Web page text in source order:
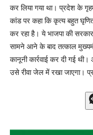
कर लिया गया था। प्रदेश के
कांड पर कहा कि कृत्य बहुत
कर रहा है। ये भाजपा की
सामने आने के बाद तत्काल
कानूनी कार्रवाई कर दी गई थी।
उसे रीवा जेल में रखा जाएगा।